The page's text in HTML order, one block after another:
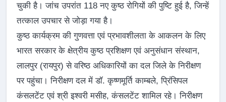
चुकी है। जांच उपरांत 118 नए कुष्ठ रोगियों की पुष्टि हुई है, जिन्हें
तत्काल उपचार से जोड़ा गया है।
कुष्ठ कार्यक्रम की गुणवत्ता एवं प्रभावशीलता के आकलन के लिए
भारत सरकार के क्षेत्रीय कुष्ठ प्रशिक्षण एवं अनुसंधान संस्थान,
लालपुर (रायपुर) से वरिष्ठ अधिकारियों का दल जिले के निरीक्षण
पर पहुंचा। निरीक्षण दल में डॉ. कृष्णमूर्ति काम्बले, प्रिंसिपल
कंसलटेंट एवं श्री इश्वरी मसीह, कंसलटेंट शामिल रहे। निरीक्षण